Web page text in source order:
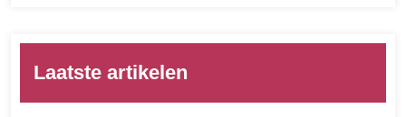
Laatste artikelen